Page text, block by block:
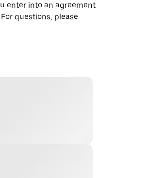
enter into an agreement
questions, please